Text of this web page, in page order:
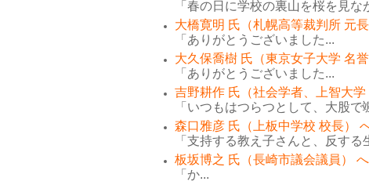
「春の日に学校の裏山を桜を見
大橋寛明 氏（札幌高等裁判所 元
「ありがとうございました...
大久保喬樹 氏（東京女子大学 名
「ありがとうございました...
吉野耕作 氏（社会学者、上智大
「いつもはつらつとして、大股
森口雅彦 氏（上板中学校 校長）
「支持する教え子さんと、反す
板坂博之 氏（長崎市議会議員）
「か...